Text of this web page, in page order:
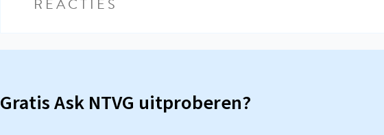
REACTIES
Gratis Ask NTVG uitproberen?